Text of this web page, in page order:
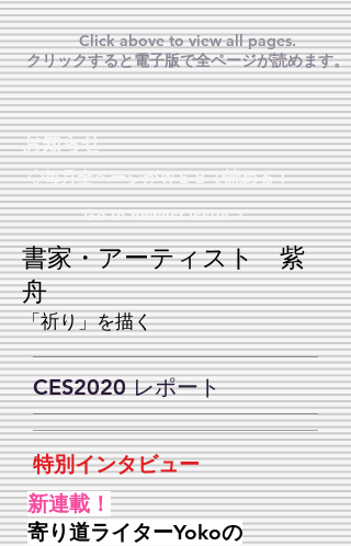
Click above to view all pages.
クリックすると電子版で全ページが読めます。
お知らせ
◇毎月全ページがＷＥＢで読める！
Ｇo to newest issue >
書家・アーティスト紫
舟
「​祈り」を描く
CES2020 レポート
特別インタビュー
新連載 ！
寄り道ライターYokoの